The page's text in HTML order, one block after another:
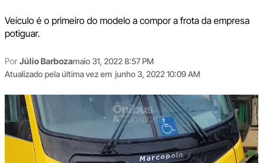
Veículo é o primeiro do modelo a compor a frota da empresa
potiguar.
PorJúlio Barbozamaio 31, 2022 8:57 PM
Atualizado pela última vez em junho 3, 2022 10:09 AM